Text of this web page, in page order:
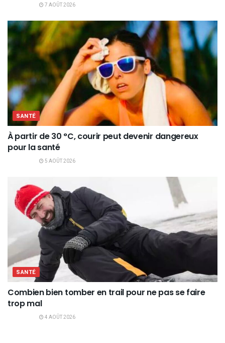
7 AOÛT 2026
SANTÉ
À partir de 30 °C, courir peut devenir dangereux
pour la santé
5 AOÛT 2026
SANTÉ
Combien bien tomber en trail pour ne pas se faire
trop mal
4 AOÛT 2026